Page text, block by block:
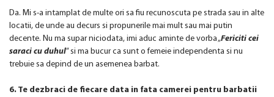
Da. Mi s-a intamplat de multe ori sa fiu recunoscuta pe strada sau in alte
locatii, de unde au decurs si propunerile mai mult sau mai putin
decente. Nu ma supar niciodata, imi aduc aminte de vorba „Fericiti cei
saraci cu duhul” si ma bucur ca sunt o femeie independenta si nu
trebuie sa depind de un asemenea barbat.
6. Te dezbraci de fiecare data in fata camerei pentru barbatii